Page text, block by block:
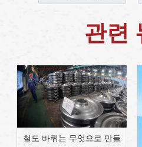
관련
철도 바퀴는 무엇으로 만들